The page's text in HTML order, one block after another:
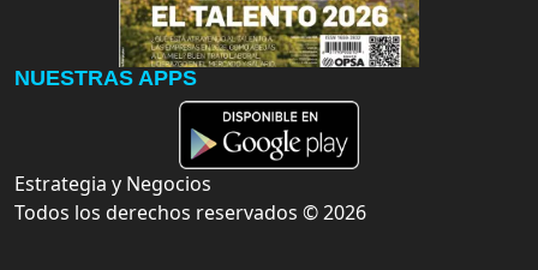
NUESTRAS APPS
Estrategia y Negocios
Todos los derechos reservados ©2026